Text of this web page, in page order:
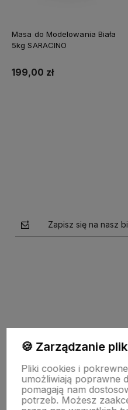
Masa do Modelowania Biała
5kg SARACINO
199,00 zł
Zapisz się na nasz
Pomoc
Strony Informacyjne
🍪 Zarządzanie
Pliki cookies i
umożliwiają poprawne
pomagają nam
potrzeb. Możesz